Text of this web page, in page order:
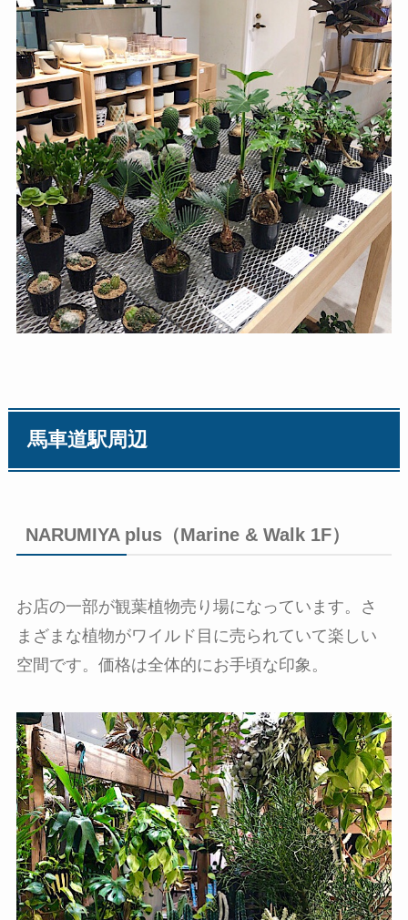
馬車道駅周辺
NARUMIYA plus（Marine & Walk 1F）
お店の一部が観葉植物売り場になっています。さ
まざまな植物がワイルド目に売られていて楽しい
空間です。価格は全体的にお手頃な印象。